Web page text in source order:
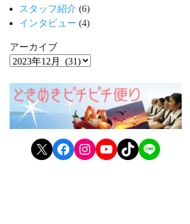
スタッフ紹介 (6)
インタビュー (4)
アーカイブ
X Facebook Instagram YouTube TikTok LINE